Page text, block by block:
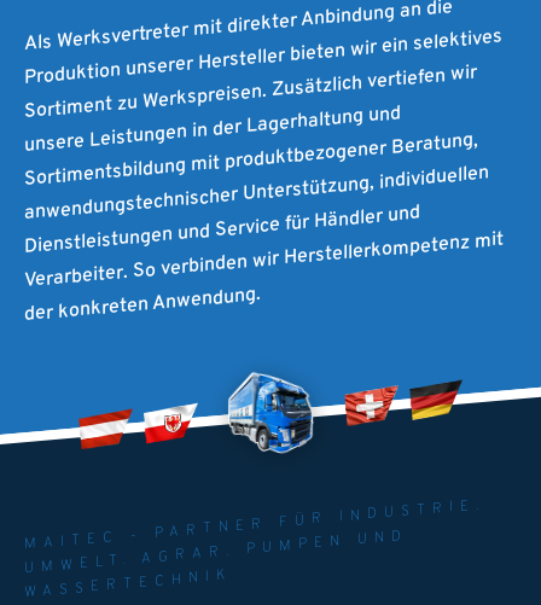
Als Werksvertreter mit direkter Anbindung an die
Produktion unserer Hersteller bieten wir ein selektives
Sortiment zu Werkspreisen. Zusätzlich vertiefen wir
unsere Leistungen in der Lagerhaltung und
Sortimentsbildung mit produktbezogener Beratung,
anwendungstechnischer Unterstützung, individuellen
Dienstleistungen und Service für Händler und
Verarbeiter. So verbinden wir Herstellerkompetenz mit
der konkreten Anwendung.
MAITEC - PARTNER FÜR INDUSTRIE.
UMWELT. AGRAR. PUMPEN UND
WASSERTECHNIK